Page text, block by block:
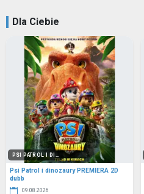
Dla Ciebie
PSI PATROL I DI...
Psi Patrol i dinozaury PREMIERA 2D
dubb
09.08.2026